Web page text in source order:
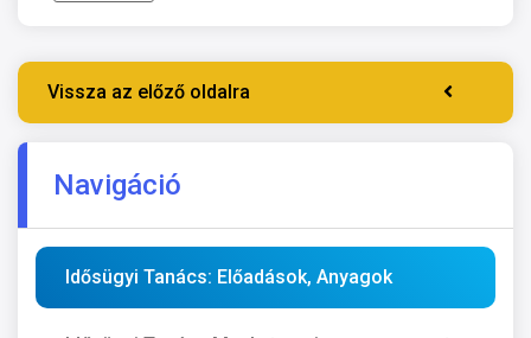
Vissza az előző oldalra
Navigáció
Idősügyi Tanács: Előadások, Anyagok